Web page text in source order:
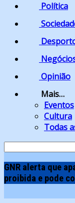
Política
Opinião
Mais…
Eventos
Cultura
Todas
Search
GNR alerta que
proibida e pode